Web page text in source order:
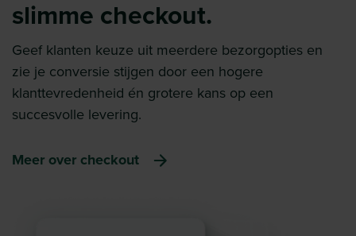
slimme checkout.
Geef klanten keuze uit meerdere bezorgopties en
zie je conversie stijgen door een hogere
klanttevredenheid én grotere kans op een
succesvolle levering.
Meer over checkout